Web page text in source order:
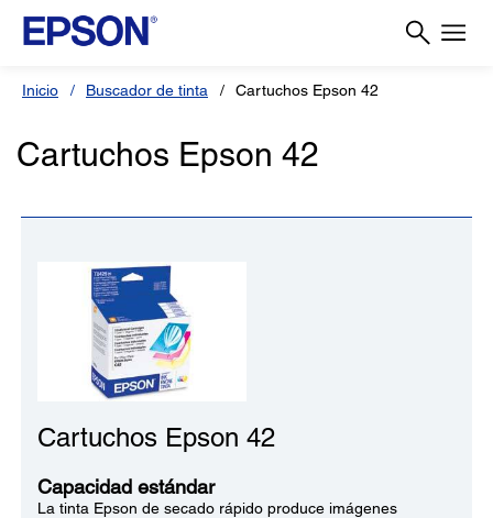
Inicio Buscador de tinta Cartuchos Epson 42
Cartuchos Epson 42
Cartuchos Epson 42
Capacidad estándar
La tinta Epson de secado rápido produce imágenes